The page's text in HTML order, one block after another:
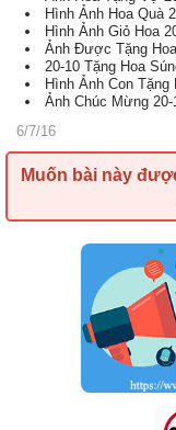
Hình Ảnh Hoa Quà
Hình Ảnh Giỏ Hoa
Ảnh Được Tặng
20-10 Tặng Hoa
Hình Ảnh Con Tặng
Ảnh Chúc Mừng
6/7/16
Muốn bài này